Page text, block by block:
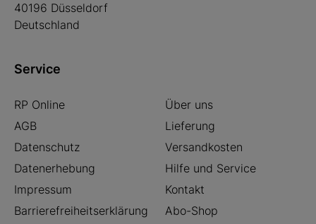
40196 Düsseldorf
Deutschland
Service
RP Online
Über uns
AGB
Lieferung
Datenschutz
Versandkosten
Datenerhebung
Hilfe und Service
Impressum
Kontakt
Barrierefreiheitserklärung
Abo-Shop